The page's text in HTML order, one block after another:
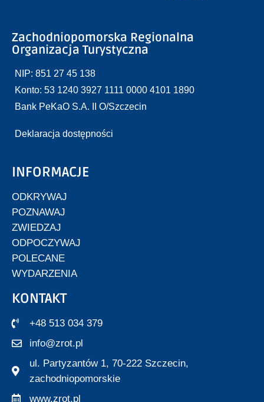
Zachodniopomorska Regionalna
Organizacja Turystyczna
NIP: 851 27 45 138
Konto: 53 1240 3927 1111 0000 4101 1890
Bank PeKaO S.A. II O/Szczecin
Deklaracja dostępności
INFORMACJE
ODKRYWAJ
POZNAWAJ
ZWIEDZAJ
ODPOCZYWAJ
POLECANE
WYDARZENIA
KONTAKT
+48 513 034 379
info@zrot.pl
ul. Partyzantów 1, 70-222 Szczecin,
zachodniopomorskie
www.zrot.pl